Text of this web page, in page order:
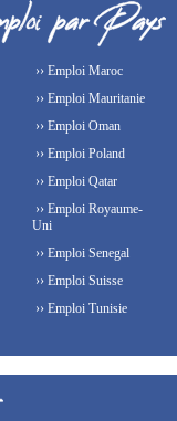
›› Emploi Maroc
›› Emploi Mauritanie
›› Emploi Oman
›› Emploi Poland
›› Emploi Qatar
›› Emploi Royaume-
Uni
›› Emploi Senegal
›› Emploi Suisse
›› Emploi Tunisie